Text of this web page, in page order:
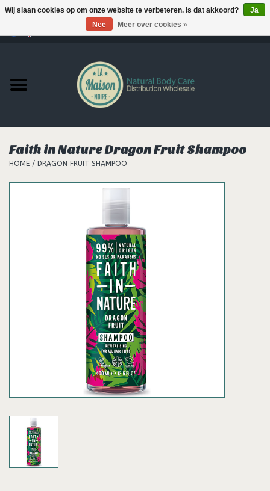
Producten
MERKEN
Support
Faith in Nature Dragon Fruit Shampoo
HOME / DRAGON FRUIT SHAMPOO
Wij slaan cookies op om onze website te verbeteren. Is dat akkoord?
Ja
Nee
Meer over cookies »